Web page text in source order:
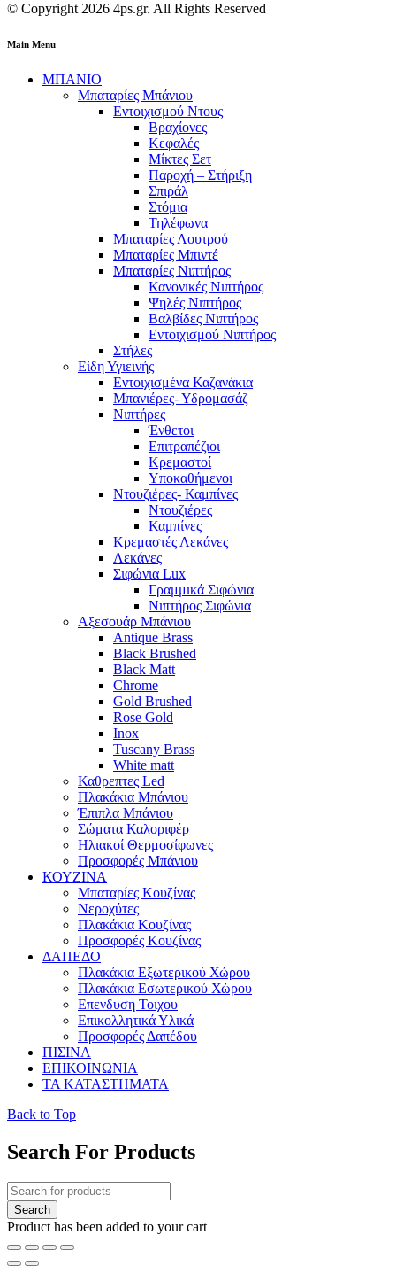
© Copyright 2026 4ps.gr. All Rights Reserved
Main Menu
ΜΠΑΝΙΟ
Μπαταρίες Μπάνιου
Εντοιχισμού Ντους
Βραχίονες
Κεφαλές
Μίκτες Σετ
Παροχή – Στήριξη
Σπιράλ
Στόμια
Τηλέφωνα
Μπαταρίες Λουτρού
Μπαταρίες Μπιντέ
Μπαταρίες Νιπτήρος
Κανονικές Νιπτήρος
Ψηλές Νιπτήρος
Βαλβίδες Νιπτήρος
Εντοιχισμού Νιπτήρος
Στήλες
Είδη Υγιεινής
Εντοιχισμένα Καζανάκια
Μπανιέρες- Υδρομασάζ
Νιπτήρες
Ένθετοι
Επιτραπέζιοι
Κρεμαστοί
Υποκαθήμενοι
Ντουζιέρες- Καμπίνες
Ντουζιέρες
Καμπίνες
Κρεμαστές Λεκάνες
Λεκάνες
Σιφώνια Lux
Γραμμικά Σιφώνια
Νιπτήρος Σιφώνια
Αξεσουάρ Μπάνιου
Antique Brass
Black Brushed
Black Matt
Chrome
Gold Brushed
Rose Gold
Inox
Tuscany Brass
White matt
Καθρεπτες Led
Πλακάκια Μπάνιου
Έπιπλα Μπάνιου
Σώματα Καλοριφέρ
Ηλιακοί Θερμοσίφωνες
Προσφορές Μπάνιου
ΚΟΥΖΙΝΑ
Μπαταρίες Κουζίνας
Νεροχύτες
Πλακάκια Κουζίνας
Προσφορές Κουζίνας
ΔΑΠΕΔΟ
Πλακάκια Εξωτερικού Χώρου
Πλακάκια Εσωτερικού Χώρου
Επενδυση Τοιχου
Επικολλητικά Υλικά
Προσφορές Δαπέδου
ΠΙΣΙΝΑ
ΕΠΙΚΟΙΝΩΝΙΑ
ΤΑ ΚΑΤΑΣΤΗΜΑΤΑ
Back to Top
Search For Products
Product has been added to your cart